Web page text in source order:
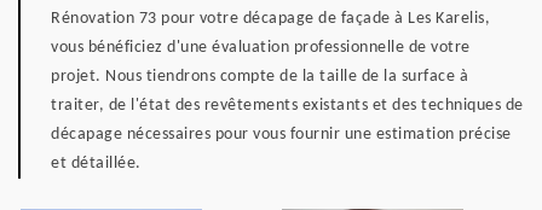
Rénovation 73 pour votre décapage de façade à Les Karelis,
vous bénéficiez d'une évaluation professionnelle de votre
projet. Nous tiendrons compte de la taille de la surface à
traiter, de l'état des revêtements existants et des techniques de
décapage nécessaires pour vous fournir une estimation précise
et détaillée.